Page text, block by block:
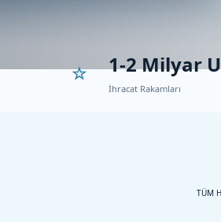
1-2 Milyar
İhracat Rakamları
TÜM